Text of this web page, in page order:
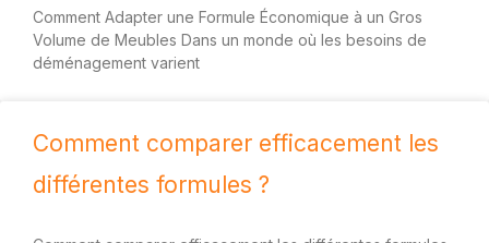
Comment Adapter une Formule Économique à un Gros
Volume de Meubles Dans un monde où les besoins de
déménagement varient
Comment comparer efficacement les
différentes formules ?